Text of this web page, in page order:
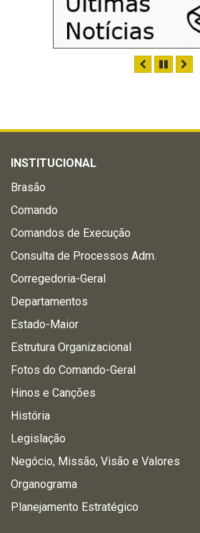
ANTERIOR
PAUSAR
INSTITUCIONAL
Brasão
Comando
Comandos de Execução
Consulta de Processos Adm.
Corregedoria-Geral
Departamentos
Estado-Maior
Estrutura Organizacional
Fotos do Comando-Geral
Hinos e Canções
História
Legislação
Negócio, Missão, Visão e Valores
Organograma
Planejamento Estratégico